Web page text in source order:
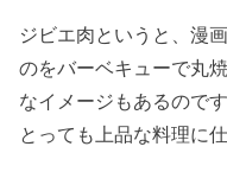
ジビエ肉というと、漫
のをバーベキューで丸
なイメージもあるので
とっても上品な料理に